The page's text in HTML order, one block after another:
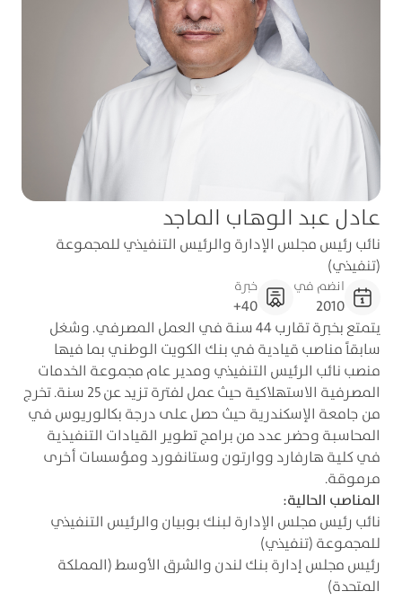
عادل عبد الوهاب الماجد
نائب رئيس مجلس الإدارة والرئيس التنفيذي للمجموعة
(تنفيذي)
انضم في
2010
خبرة
40+
يتمتع بخبرة تقارب 44 سنة في العمل المصرفي. وشغل
سابقاً مناصب قيادية في بنك الكويت الوطني بما فيها
منصب نائب الرئيس التنفيذي ومدير عام مجموعة الخدمات
المصرفية الاستهلاكية حيث عمل لفترة تزيد عن 25 سنة. تخرج
من جامعة الإسكندرية حيث حصل على درجة بكالوريوس في
المحاسبة وحضر عدد من برامج تطوير القيادات التنفيذية
في كلية هارفارد ووارتون وستانفورد ومؤسسات أخرى
مرموقة.
المناصب الحالية:
نائب رئيس مجلس الإدارة لبنك بوبيان والرئيس التنفيذي
للمجموعة (تنفيذي)
رئيس مجلس إدارة بنك لندن والشرق الأوسط (المملكة
المتحدة)